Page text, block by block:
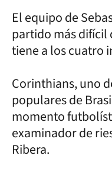
El equipo de
partido más difícil
tiene a los cuatro
Corinthians, uno
populares de
momento
examinador de
Ribera.